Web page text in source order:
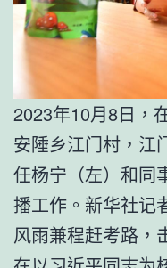
2023年10月8日，
安陲乡江门村，江
任杨宁（左）和同
播工作。新华社记
风雨兼程赶考路，